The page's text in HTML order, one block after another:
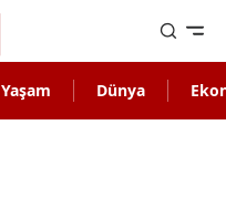
Yaşam Dünya